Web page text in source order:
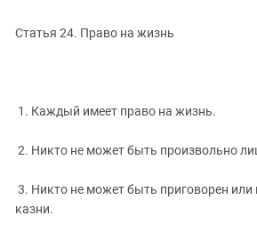
Статья 24. Право на жизнь
1. Каждый имеет право на жизнь.
2. Никто не может быть произвольно
3. Никто не может быть приговорен или
казни.